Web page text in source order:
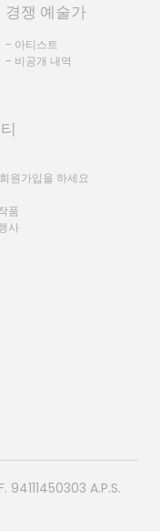
경쟁 예술가
- 아티스트
- 비공개 내역
원가입을 하세요
품
사
94111450303 A.P.S.